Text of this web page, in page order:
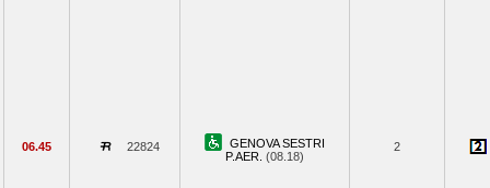
06.45 22824
GENOVA SESTRI
P.AER. (08.18)
2